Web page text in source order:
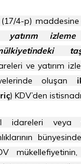
(17/4-p)
izleme
ve yatırım
oluşan
) KDV’den
idareleri veya